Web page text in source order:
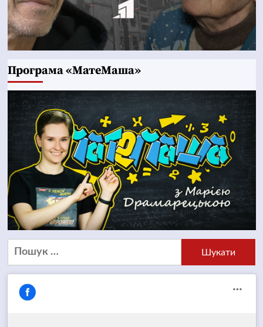
Програма «МатеМаша»
Пошук: